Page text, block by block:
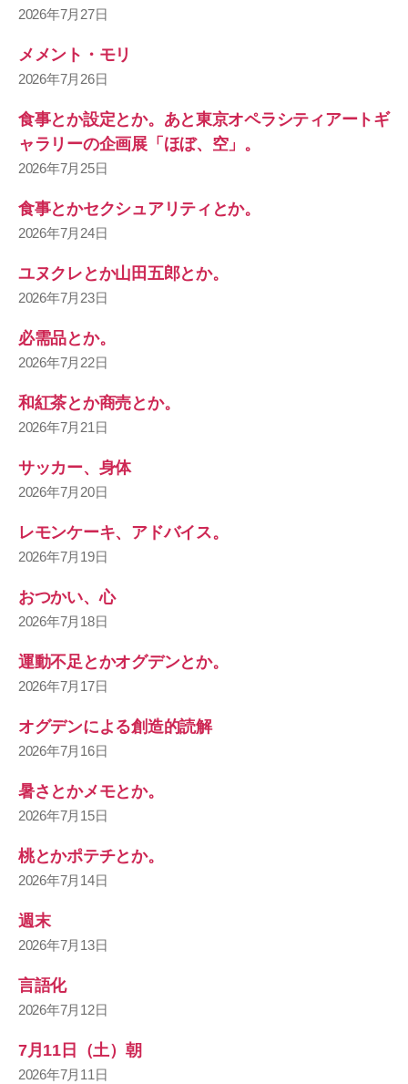
2026年7月27日
メメント・モリ
2026年7月26日
食事とか設定とか。あと東京オペラシティアートギ
ャラリーの企画展「ほぼ、空」。
2026年7月25日
食事とかセクシュアリティとか。
2026年7月24日
ユヌクレとか山田五郎とか。
2026年7月23日
必需品とか。
2026年7月22日
和紅茶とか商売とか。
2026年7月21日
サッカー、身体
2026年7月20日
レモンケーキ、アドバイス。
2026年7月19日
おつかい、心
2026年7月18日
運動不足とかオグデンとか。
2026年7月17日
オグデンによる創造的読解
2026年7月16日
暑さとかメモとか。
2026年7月15日
桃とかポテチとか。
2026年7月14日
週末
2026年7月13日
言語化
2026年7月12日
7月11日（土）朝
2026年7月11日